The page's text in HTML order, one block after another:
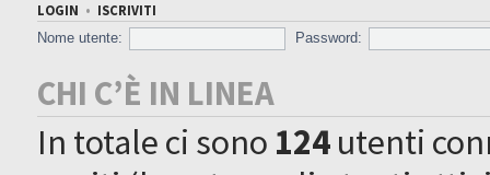
LOGIN • ISCRIVITI
Nome utente:
Password:
CHI C’È IN LINEA
In totale ci sono 124utenti